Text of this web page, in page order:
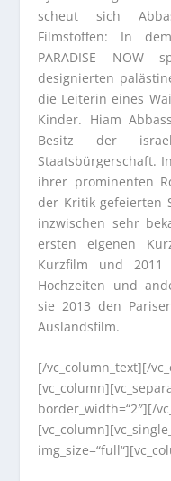
scheut sich
Filmstoffen: In
PARADISE
designierten
die Leiterin eines
Kinder. Hiam
Besitz der
Staatsbürgerschaft.
ihrer prominenten
der Kritik gefeierten
inzwischen sehr
ersten eigenen
Kurzfilm und 2011
Hochzeiten und
sie 2013 den
Auslandsfilm.
[/vc_column_text][/
border_width=“2″][/